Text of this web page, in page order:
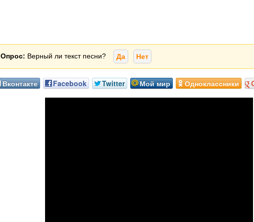
Опрос: Верный ли текст песни? Да Нет
Вконтакте Facebook Twitter Мой мир Одноклассники